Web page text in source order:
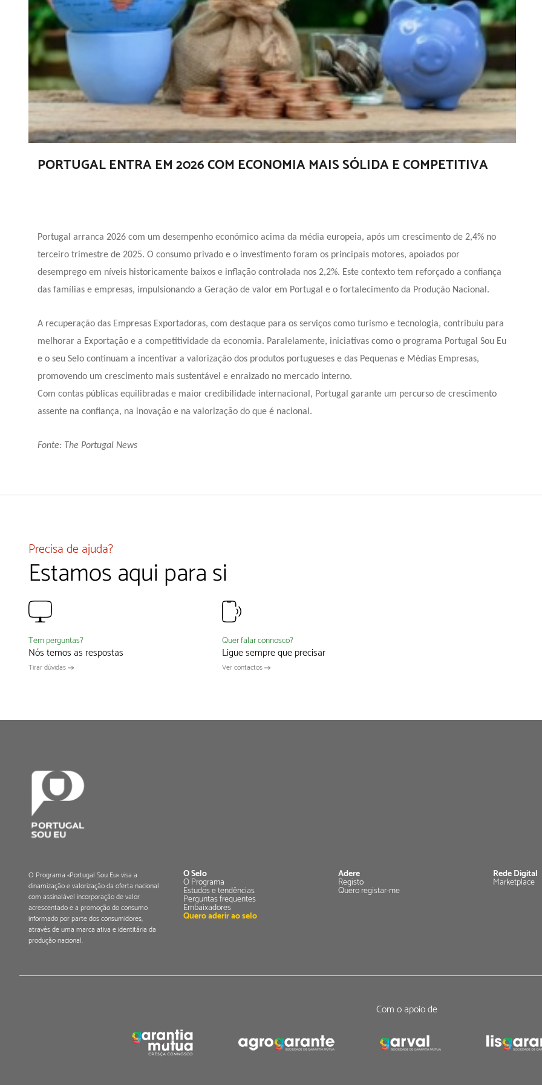
PORTUGAL ENTRA EM 2026 COM ECONOMIA MAIS SÓLIDA E COMPETITIVA
Portugal arranca 2026 com um desempenho económico acima da média europeia, após um crescimento de 2,4% no
terceiro trimestre de 2025. O consumo privado e o investimento foram os principais motores, apoiados por
desemprego em níveis historicamente baixos e inflação controlada nos 2,2%. Este contexto tem reforçado a confiança
das famílias e empresas, impulsionando a Geração de valor em Portugal e o fortalecimento da Produção Nacional.
A recuperação das Empresas Exportadoras, com destaque para os serviços como turismo e tecnologia, contribuiu para
melhorar a Exportação e a competitividade da economia. Paralelamente, iniciativas como o programa Portugal Sou Eu
e o seu Selo continuam a incentivar a valorização dos produtos portugueses e das Pequenas e Médias Empresas,
promovendo um crescimento mais sustentável e enraizado no mercado interno.
Com contas públicas equilibradas e maior credibilidade internacional, Portugal garante um percurso de crescimento
assente na confiança, na inovação e na valorização do que é nacional.
Fonte: The Portugal News
Precisa de ajuda?
Estamos aqui para si
Tem perguntas?
Nós temos as respostas
Tirar dúvidas
Quer falar connosco?
Ligue sempre que precisar
Ver contactos
O Programa «Portugal Sou Eu» visa a
dinamização e valorização da oferta nacional
com assinalável incorporação de valor
acrescentado e a promoção do consumo
informado por parte dos consumidores,
através de uma marca ativa e identitária da
produção nacional.
O Selo
O Programa
Estudos e tendências
Perguntas frequentes
Embaixadores
Quero aderir ao selo
Adere
Registo
Quero registar-me
Rede Digital
Marketplace
Com o apoio de